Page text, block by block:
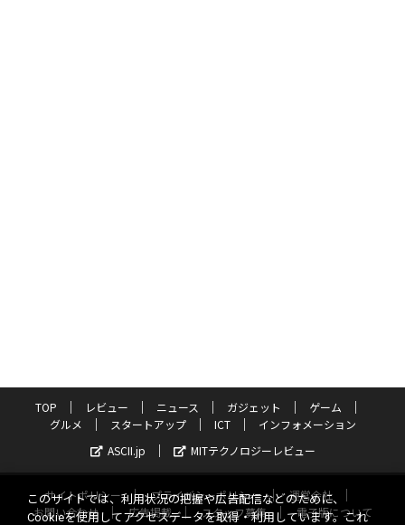
TOP レビュー ニュース ガジェット
ゲーム
グルメ
スタートアップ ICT
インフォメーション
ASCII.jp
MITテクノロジーレビュー
サイトポリシー プライバシーポリシー
運営会社
お問い合わせ
広告掲載 スタッフ募集 電子版について
このサイトでは、利用状況の把握や広告配信などのために、
Cookieを使用してアクセスデータを取得・利用しています。これ